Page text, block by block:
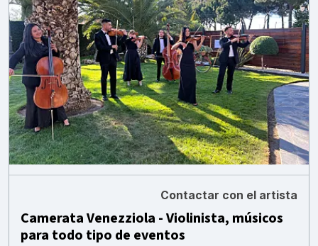
Contactar con el artista
Camerata Venezziola - Violinista, músicos
para todo tipo de eventos